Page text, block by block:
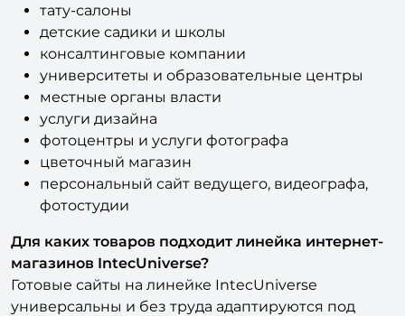
тату-салоны
детские садики и школы
консалтинговые компании
университеты и образовательные центры
местные органы власти
услуги дизайна
фотоцентры и услуги фотографа
цветочный магазин
персональный сайт ведущего, видеографа,
фотостудии
Для каких товаров подходит линейка интернет-
магазинов IntecUniverse?
Готовые сайты на линейке IntecUniverse
универсальны и без труда адаптируются под